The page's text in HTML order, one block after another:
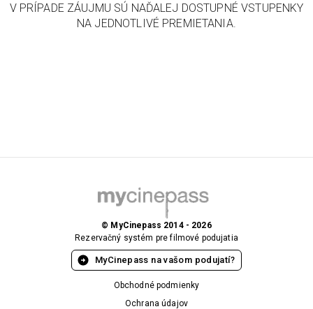
V PRÍPADE ZÁUJMU SÚ NAĎALEJ DOSTUPNÉ VSTUPENKY
NA JEDNOTLIVÉ PREMIETANIA.
© MyCinepass 2014 - 2026
Rezervačný systém pre filmové podujatia
MyCinepass na vašom podujatí?
Obchodné podmienky
Ochrana údajov